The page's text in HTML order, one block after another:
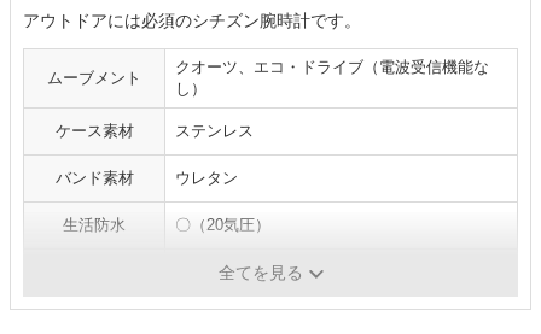
アウトドアには必須のシチズン腕時計です。
ムーブメント
クオーツ、エコ・ドライブ（電波受信機能な
し）
ケース素材 ステンレス
バンド素材 ウレタン
生活防水 〇（20気圧）
全てを見る